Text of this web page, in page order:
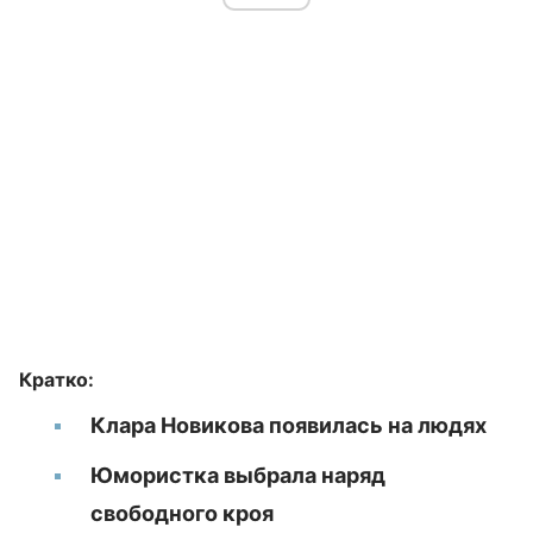
Кратко:
Клара Новикова появилась на людях
Юмористка выбрала наряд
свободного кроя